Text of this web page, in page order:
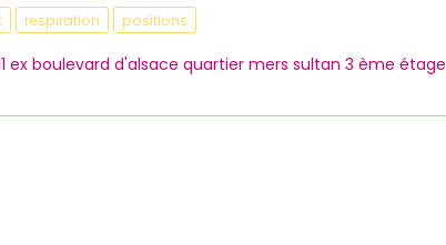
respiration positions
ex boulevard d'alsace quartier mers sultan 3 ème étage